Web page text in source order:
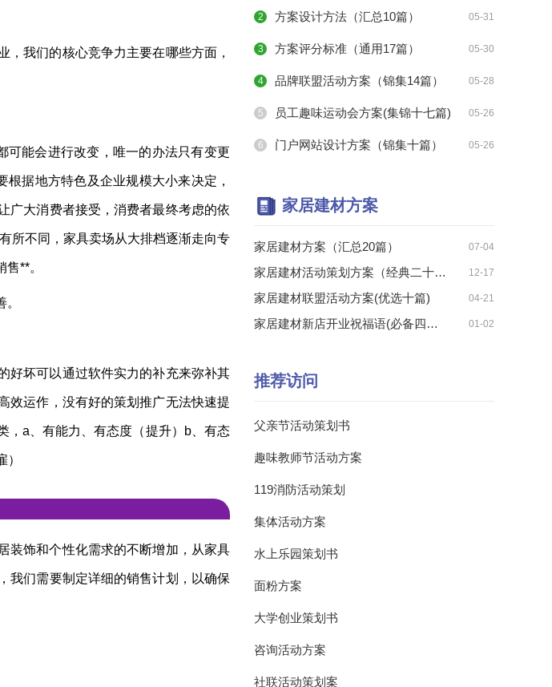
我们的核心竞争力主要在哪些方面，
可能会进行改变，唯一的办法只有变更
据地方特色及企业规模大小来决定，
广大消费者接受，消费者最终考虑的依
所不同，家具卖场从大排档逐渐走向专
**。
好坏可以通过软件实力的补充来弥补其
效运作，没有好的策划推广无法快速提
，a、有能力、有态度（提升）b、有态
装饰和个性化需求的不断增加，从家具
我们需要制定详细的销售计划，以确保
2 方案设计方法（汇总10篇） 05-31
3 方案评分标准（通用17篇） 05-30
4 品牌联盟活动方案（锦集14篇） 05-28
5 员工趣味运动会方案(集锦十七篇) 05-26
6 门户网站设计方案（锦集十篇） 05-26
家居建材方案
家居建材方案（汇总20篇） 07-04
家居建材活动策划方案（经典二十篇） 12-17
家居建材联盟活动方案(优选十篇) 04-21
家居建材新店开业祝福语(必备四十三句) 01-02
推荐访问
父亲节活动策划书
趣味教师节活动方案
119消防活动策划
集体活动方案
水上乐园策划书
面粉方案
大学创业策划书
咨询活动方案
社联活动策划案